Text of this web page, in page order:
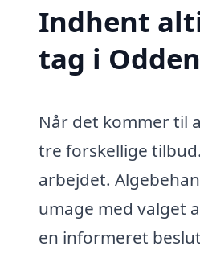
Indhent
tag i
Når det kommer til
tre forskellige
arbejdet.
umage med valget
en informeret